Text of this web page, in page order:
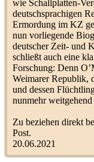
wie Schallplatten-
deutschsprachigen
Ermordung im KZ
nun vorliegende
deutscher Zeit- und
schließt auch eine
Forschung: Denn
Weimarer Republik,
und dessen
nunmehr
Zu beziehen direkt
Post.
20.06.2021